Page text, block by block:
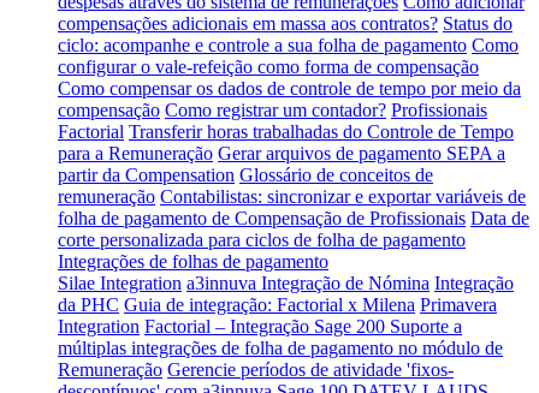
compensações adicionais em massa aos contratos? Status do
ciclo: acompanhe e controle a sua folha de pagamento Como
configurar o vale-refeição como forma de compensação
Como compensar os dados de controle de tempo por meio da
compensação Como registrar um contador? Profissionais
Factorial Transferir horas trabalhadas do Controle de Tempo
para a Remuneração Gerar arquivos de pagamento SEPA a
partir da Compensation Glossário de conceitos de
remuneração Contabilistas: sincronizar e exportar variáveis de
folha de pagamento de Compensação de Profissionais Data de
corte personalizada para ciclos de folha de pagamento
Integrações de folhas de pagamento
Silae Integration a3innuva Integração de Nómina Integração
da PHC Guia de integração: Factorial x Milena Primavera
Integration Factorial – Integração Sage 200 Suporte a
múltiplas integrações de folha de pagamento no módulo de
Remuneração Gerencie períodos de atividade 'fixos-